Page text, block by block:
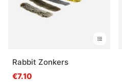
Rabbit Zonkers
€7.10